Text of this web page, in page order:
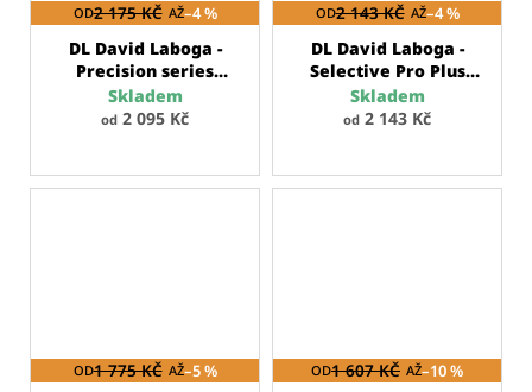
OD2 175 KČ AŽ–4 %
DL David Laboga -
Precision series
nástrojový kabel
Skladem
od 2 095 Kč
OD2 143 KČ AŽ–4 %
DL David Laboga -
Selective Pro Plus
seriesnástrojový
kabel
Skladem
od 2 143 Kč
OD1 775 KČ AŽ–5 % OD1 607 KČ AŽ–10 %